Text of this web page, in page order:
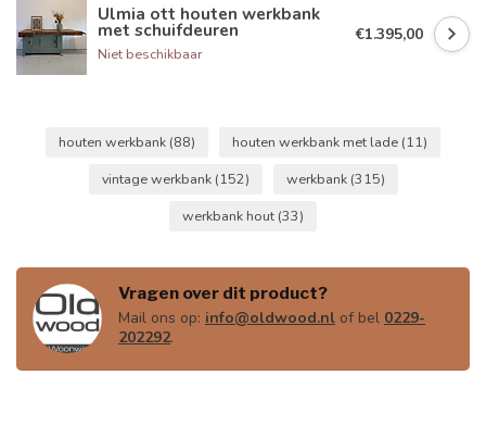
Ulmia ott houten werkbank
met schuifdeuren
Niet beschikbaar
€1.395,00
houten werkbank (88) houten werkbank met lade (11)
vintage werkbank (152) werkbank (315)
werkbank hout (33)
Vragen over dit product?
Mail ons op: info@oldwood.nl of bel 0229-
202292.